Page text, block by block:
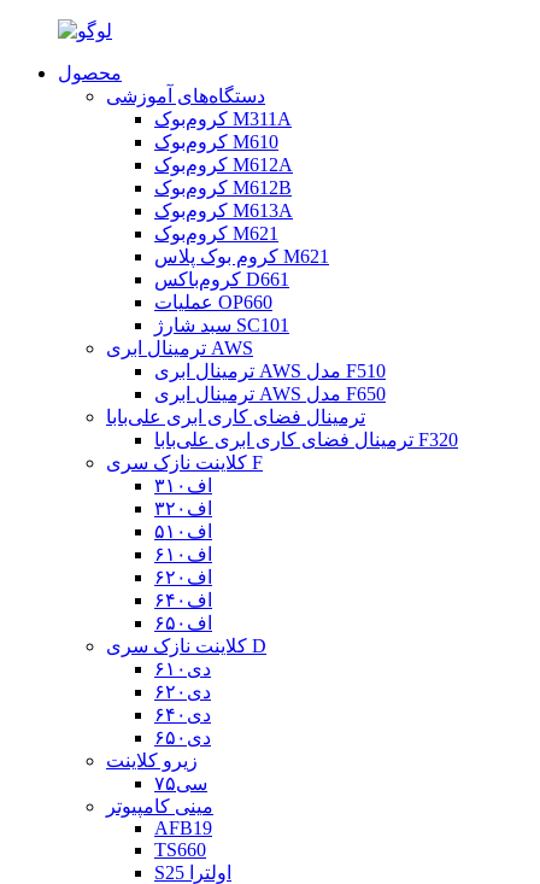
محصول
دستگاه‌های آموزشی
کروم‌بوک M311A
کروم‌بوک M610
کروم‌بوک M612A
کروم‌بوک M612B
کروم‌بوک M613A
کروم‌بوک M621
کروم بوک پلاس M621
کروم‌باکس D661
عملیات OP660
سبد شارژ SC101
ترمینال ابری AWS
ترمینال ابری AWS مدل F510
ترمینال ابری AWS مدل F650
ترمینال فضای کاری ابری علی‌بابا
ترمینال فضای کاری ابری علی‌بابا F320
کلاینت نازک سری F
اف۳۱۰
اف۳۲۰
اف۵۱۰
اف۶۱۰
اف۶۲۰
اف۶۴۰
اف۶۵۰
کلاینت نازک سری D
دی۶۱۰
دی۶۲۰
دی۶۴۰
دی۶۵۰
زیرو کلاینت
سی۷۵
مینی کامپیوتر
AFB19
TS660
S25 اولترا